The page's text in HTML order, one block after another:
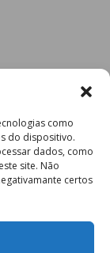
como
do dispositivo.
dados, como
site. Não
certos